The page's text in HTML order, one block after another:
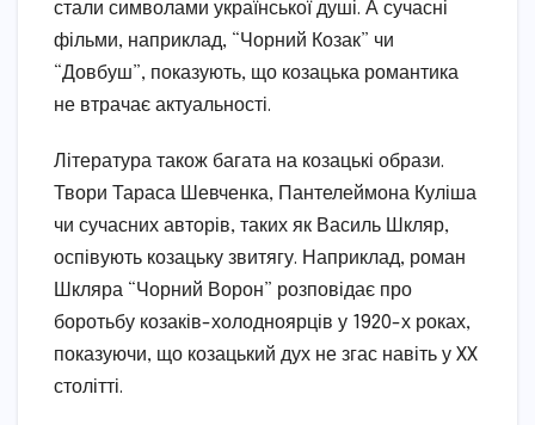
стали символами української душі. А сучасні
фільми, наприклад, “Чорний Козак” чи
“Довбуш”, показують, що козацька романтика
не втрачає актуальності.
Література також багата на козацькі образи.
Твори Тараса Шевченка, Пантелеймона Куліша
чи сучасних авторів, таких як Василь Шкляр,
оспівують козацьку звитягу. Наприклад, роман
Шкляра “Чорний Ворон” розповідає про
боротьбу козаків-холодноярців у 1920-х роках,
показуючи, що козацький дух не згас навіть у XX
столітті.